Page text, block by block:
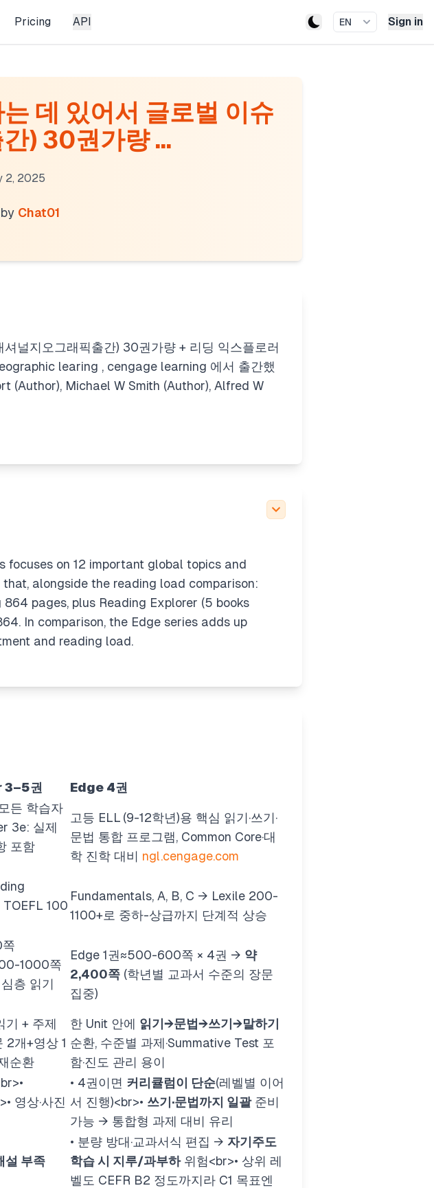
Pricing API EN Sign in
데 있어서 글로벌 이슈
) 30권가량 ...
2, 2025
by Chat01
널지오그래픽출간) 30권가량 + 리딩 익스플로러
learing , cengage learning 에서 출간했
(Author), Michael W Smith (Author), Alfred W
focuses on 12 important global topics and
alongside the reading load comparison:
pages, plus Reading Explorer (5 books
In comparison, the Edge series adds up
and reading load.
권
Edge 4권
든 학습자
3e: 실제
포함
고등 ELL (9-12학년)용 핵심 읽기·쓰기·
문법 통합 프로그램, Common Core·대
학 진학 대비 ngl.cengage.com
100
Fundamentals, A, B, C → Lexile 200-
1100+로 중하-상급까지 단계적 상승
1000쪽
층 읽기
Edge 1권≈500-600쪽 × 4권 → 약
2,400쪽 (학년별 교과서 수준의 장문
집중)
기 + 주제
개+영상 1
순환
한 Unit 안에 읽기→문법→쓰기→말하기
순환, 수준별 과제·Summative Test 포
함·진도 관리 용이
•
• 영상·사진
• 4권이면 커리큘럼이 단순(레벨별 이어
서 진행)<br>• 쓰기·문법까지 일괄준비
가능 → 통합형 과제 대비 유리
설 부족
• 분량 방대·교과서식 편집 → 자기주도
학습 시 지루/과부하위험<br>• 상위 레
벨도 CEFR B2 정도까지라 C1 목표엔